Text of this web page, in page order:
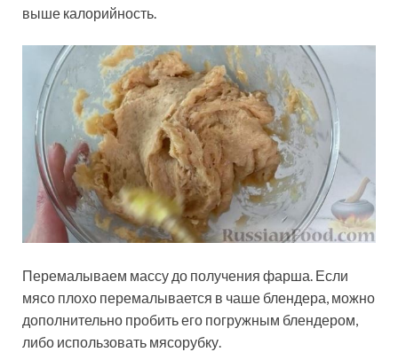
выше калорийность.
Перемалываем массу до получения фарша. Если
мясо плохо перемалывается в чаше блендера, можно
дополнительно пробить его погружным блендером,
либо использовать мясорубку.